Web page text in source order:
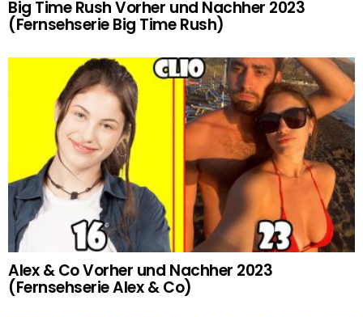
Big Time Rush Vorher und Nachher 2023
(Fernsehserie Big Time Rush)
Alex & Co Vorher und Nachher 2023
(Fernsehserie Alex & Co)